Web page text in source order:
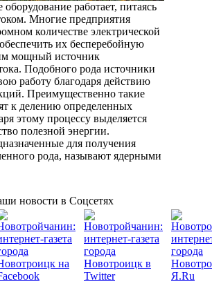
работает, питаясь
Многие предприятия
количестве электрической
их бесперебойную
мощный источник
Подобного рода источники
работу благодаря действию
Преимущественно такие
к делению определенных
этому процессу выделяется
полезной энергии.
для получения
рода, называют ядерными
новости в Соцсетях